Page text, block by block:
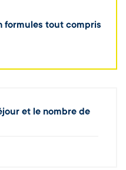
formules tout compris
et le nombre de